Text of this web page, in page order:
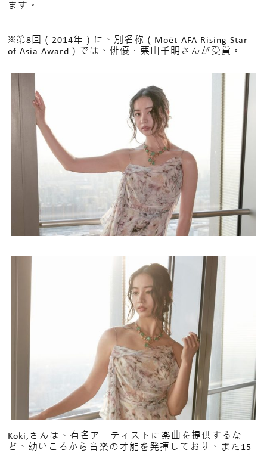
ます。
※第8回（2014年）に、別名称（Moët-AFA Rising Star
of Asia Award）では、俳優・栗山千明さんが受賞。
Kōki,さんは、有名アーティストに楽曲を提供するな
ど、幼いころから音楽の才能を発揮しており、また15